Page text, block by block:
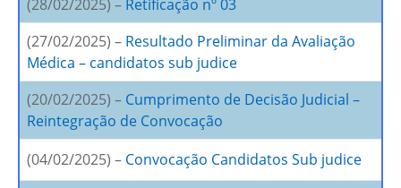
(28/02/2025) – Retificação nº 03
(27/02/2025) – Resultado Preliminar da Avaliação
Médica – candidatos sub judice
(20/02/2025) – Cumprimento de Decisão Judicial –
Reintegração de Convocação
(04/02/2025) – Convocação Candidatos Sub judice